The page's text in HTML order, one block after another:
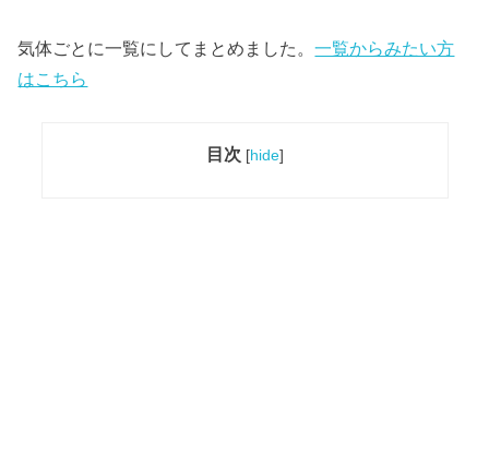
気体ごとに一覧にしてまとめました。一覧からみたい方
はこちら
目次 [hide]